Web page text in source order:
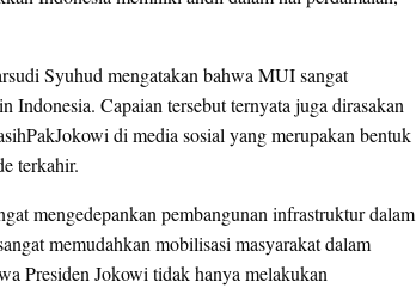
Syuhud mengatakan bahwa MUI sangat
Indonesia. Capaian tersebut ternyata juga dirasakan
di media sosial yang merupakan bentuk
terkahir.
mengedepankan pembangunan infrastruktur dalam
memudahkan mobilisasi masyarakat dalam
Presiden Jokowi tidak hanya melakukan